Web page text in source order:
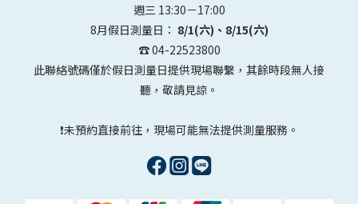
週三 13:30－17:00
8月假日測量日： 8/1(六)、8/15(六)
☎️ 04-22523800
此聯絡號碼僅於假日測量日提供現場聯繫，其餘時段無人接
聽，敬請見諒。
❗未預約直接前往，現場可能無法提供測量服務。